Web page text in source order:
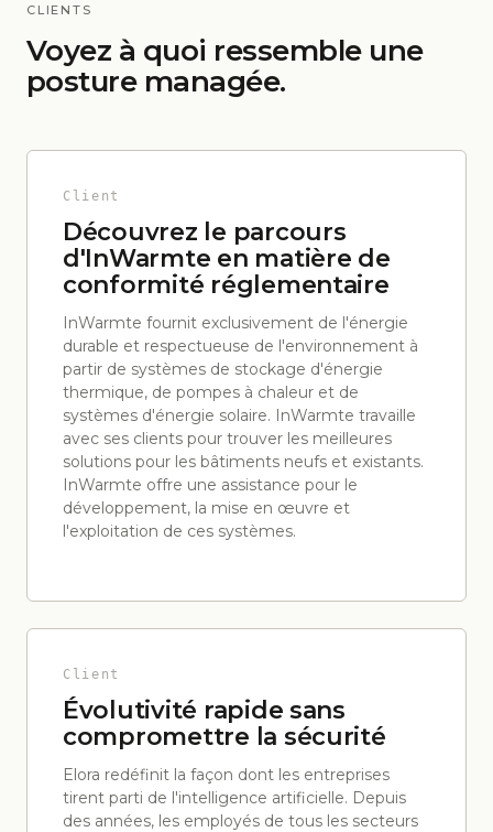
CLIENTS
Voyez à quoi ressemble une
posture managée.
Client
Découvrez le parcours
d'InWarmte en matière de
conformité réglementaire
InWarmte fournit exclusivement de l'énergie
durable et respectueuse de l'environnement à
partir de systèmes de stockage d'énergie
thermique, de pompes à chaleur et de
systèmes d'énergie solaire. InWarmte travaille
avec ses clients pour trouver les meilleures
solutions pour les bâtiments neufs et existants.
InWarmte offre une assistance pour le
développement, la mise en œuvre et
l'exploitation de ces systèmes.
Client
Évolutivité rapide sans
compromettre la sécurité
Elora redéfinit la façon dont les entreprises
tirent parti de l'intelligence artificielle. Depuis
des années, les employés de tous les secteurs